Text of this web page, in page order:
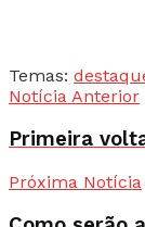
Temas:
Notícia Anterior
Primeira
Próxima Notícia